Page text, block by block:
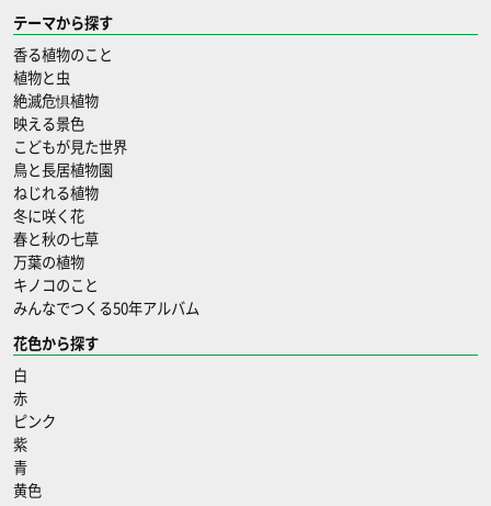
テーマから探す
香る植物のこと
植物と虫
絶滅危惧植物
映える景色
こどもが見た世界
鳥と長居植物園
ねじれる植物
冬に咲く花
春と秋の七草
万葉の植物
キノコのこと
みんなでつくる50年アルバム
花色から探す
白
赤
ピンク
紫
青
黄色